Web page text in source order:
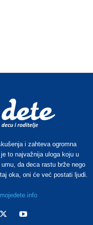
i zahteva ogromna
to najvažnija uloga koju u
da deca rastu brže nego
oka, oni će već postati ljudi.